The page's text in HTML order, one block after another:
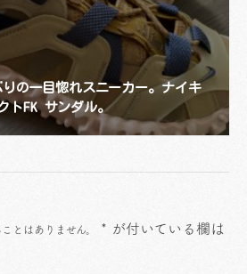
りの一目惚れスニーカー。ナイキ
トFK サンダル。
とはありません。 * が付いている欄は